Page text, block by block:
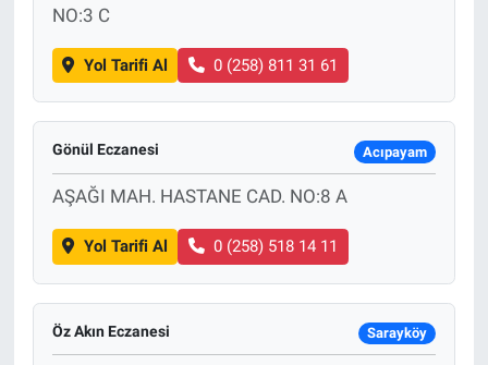
NO:3 C
Yol Tarifi Al 0 (258) 811 31 61
Gönül Eczanesi Acıpayam
AŞAĞI MAH. HASTANE CAD. NO:8 A
Yol Tarifi Al 0 (258) 518 14 11
Öz Akın Eczanesi Sarayköy